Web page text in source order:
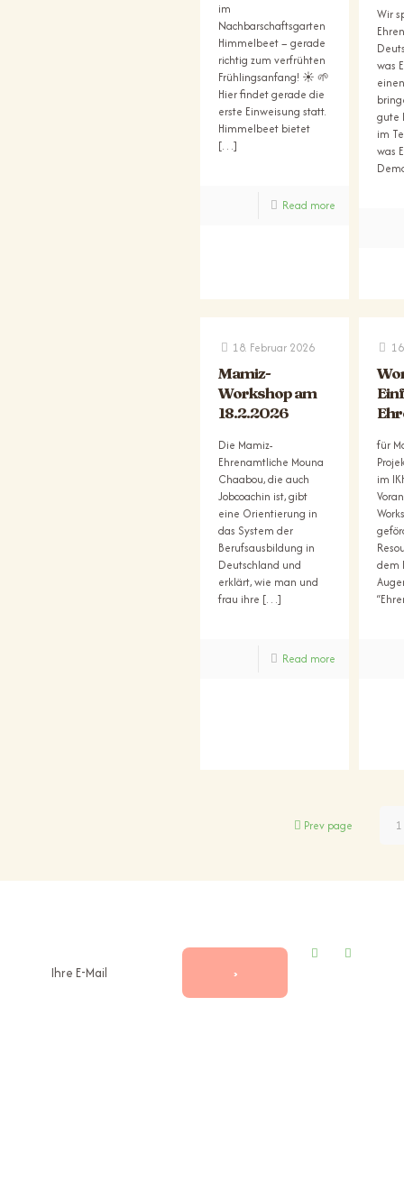
im
Nachbarschaftsgarten
Himmelbeet – gerade
richtig zum verfrühten
Frühlingsanfang! ☀️ 🌱
Hier findet gerade die
erste Einweisung statt.
Himmelbeet bietet
[…]
Read more
Wir
was
gute
im
was
18. Februar 2026
Mamiz-
Workshop am
18.2.2026
Die Mamiz-
Ehrenamtliche Mouna
Chaabou, die auch
Jobcoachin ist, gibt
eine Orientierung in
das System der
Berufsausbildung in
Deutschland und
erklärt, wie man und
frau ihre […]
Read more
für
im
dem
Prev page 1